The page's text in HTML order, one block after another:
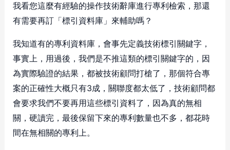
我看您這麼有經驗的操作技術辭庫進行專利檢索，那還
有需要再訂「標引資料庫」來輔助嗎？
我知道有的專利資料庫，會事先定義技術標引關鍵字，
事實上，用過後，我們是不推這類的標引關鍵字的，因
為實際驗證的結果，都被技術顧問打槍了，那個符合專
案的正確性大概只有3成，關聯度都太低了，技術顧問都
會要求我們不要再用這些標引資料了，因為真的無相
關，硬讀完，最後保留下來的專利數量也不多，都花時
間在無相關的專利上。